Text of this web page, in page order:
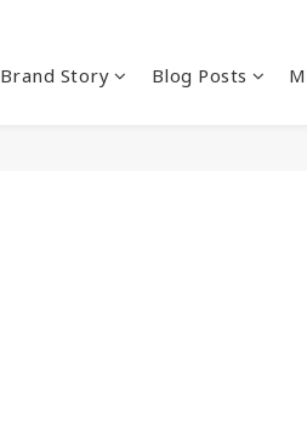
Brand Story Blog Posts